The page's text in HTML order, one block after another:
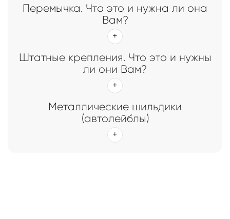
Перемычка. Что это и нужна ли она
Вам?
Штатные крепления. Что это и нужны
ли они Вам?
Металлические шильдики
(автолейблы)